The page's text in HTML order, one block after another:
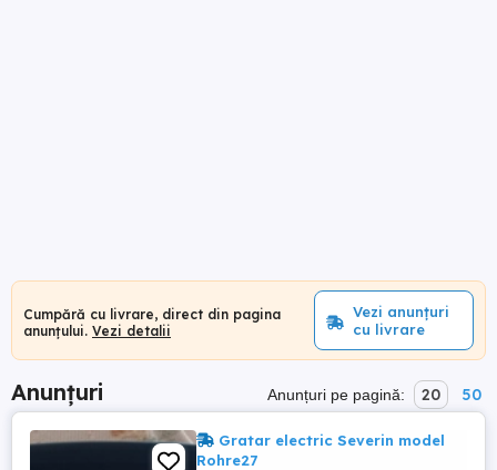
Cumpără cu livrare, direct din pagina
anunțului. Vezi detalii
Vezi anunțuri
cu livrare
Anunțuri Anunțuri pe pagină: 20 50
Gratar electric Severin model
Rohre27